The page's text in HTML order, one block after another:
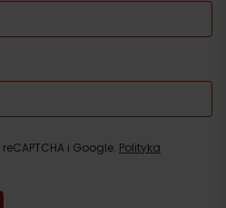
i Google. Polityka